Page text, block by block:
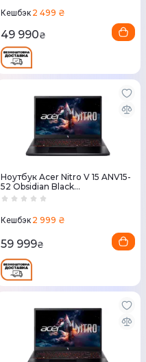
Кешбэк 2 499 ₴
49 990₴
Ноутбук Acer Nitro V 15 ANV15-
52 Obsidian Black
(NH.QV2EU.00V)
Кешбэк 2 999 ₴
59 999₴